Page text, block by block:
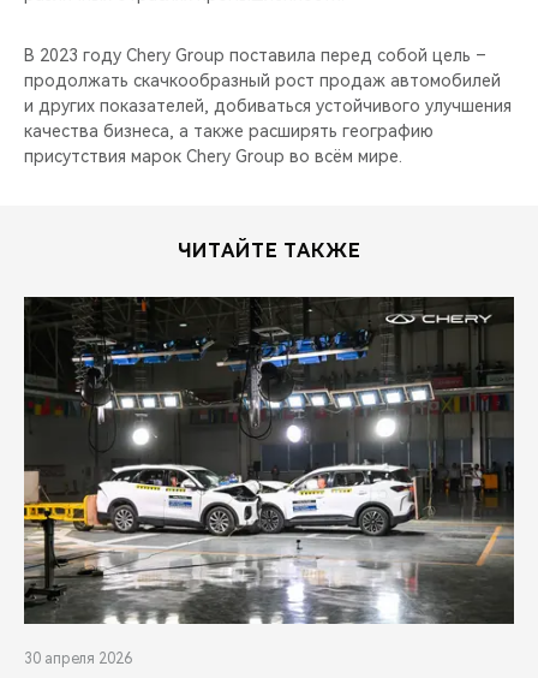
В 2023 году Chery Group поставила перед собой цель –
продолжать скачкообразный рост продаж автомобилей
и других показателей, добиваться устойчивого улучшения
качества бизнеса, а также расширять географию
присутствия марок Chery Group во всём мире.
ЧИТАЙТЕ ТАКЖЕ
30 апреля 2026